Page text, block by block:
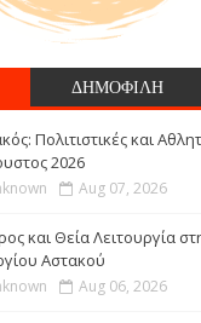
ΔΗΜΟΦΙΛΗ
Πολιτιστικές και
2026
Aug 07, 2026
και Θεία Λειτουργία
Αστακού
Aug 06, 2026